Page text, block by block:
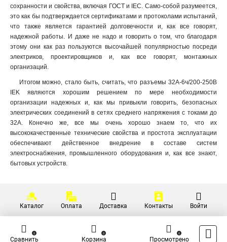
сохранности и свойства, включая ГОСТ и IEC. Само-собой разумеется,
это как бы подтверждается сертификатами и протоколами испытаний,
что также является гарантией долговечности и, как все говорят,
надежной работы. И даже не надо и говорить о том, что благодаря
этому они как раз пользуются высочайшей популярностью посреди
электриков, проектировщиков и, как все говорят, монтажных
организаций.
Итогом можно, стало быть, считать, что разъемы 32А-6ч/200-250В
IEK являются хорошим решением по мере необходимости
организации надежных и, как мы привыкли говорить, безопасных
электрических соединений в сетях среднего напряжения с токами до
32А. Конечно же, все мы очень хорошо знаем то, что их
высококачественные технические свойства и простота эксплуатации
обеспечивают действенное внедрение в составе систем
электроснабжения, промышленного оборудования и, как все знают,
бытовых устройств.
Каталог Оплата Доставка Контакты Войти
Сравнить
0
Корзина
0
Просмотрено
0